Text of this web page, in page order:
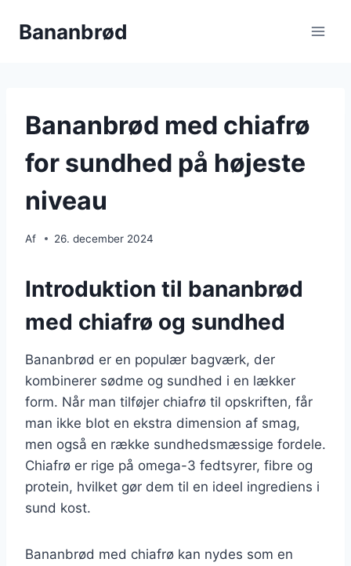
Bananbrød
Bananbrød med chiafrø
for sundhed på højeste
niveau
Af 26. december 2024
Introduktion til bananbrød
med chiafrø og sundhed
Bananbrød er en populær bagværk, der
kombinerer sødme og sundhed i en lækker
form. Når man tilføjer chiafrø til opskriften, får
man ikke blot en ekstra dimension af smag,
men også en række sundhedsmæssige fordele.
Chiafrø er rige på omega-3 fedtsyrer, fibre og
protein, hvilket gør dem til en ideel ingrediens i
sund kost.
Bananbrød med chiafrø kan nydes som en